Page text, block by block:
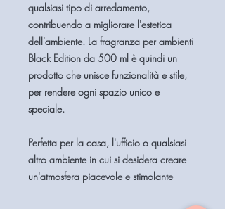
qualsiasi tipo di arredamento,
contribuendo a migliorare l'estetica
dell'ambiente. La fragranza per ambienti
Black Edition da 500 ml è quindi un
prodotto che unisce funzionalità e stile,
per rendere ogni spazio unico e
speciale.
Perfetta per la casa, l'ufficio o qualsiasi
altro ambiente in cui si desidera creare
un'atmosfera piacevole e stimolante